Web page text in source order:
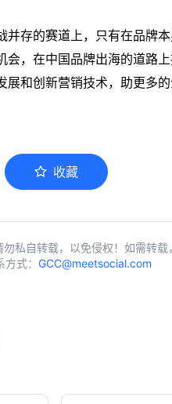
存的赛道上，只有在品牌
，在中国品牌出海的道路
和创新营销技术，助更多的
收藏
私自转载，以免侵权！如需转
式： GCC@meetsocial.com